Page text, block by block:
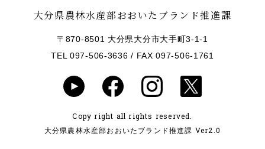
大分県農林水産部おおいたブランド推進課
〒870-8501 大分県大分市大手町3-1-1
TEL 097-506-3636 / FAX 097-506-1761
Copy right all rights reserved.
大分県農林水産部おおいたブランド推進課 Ver2.0